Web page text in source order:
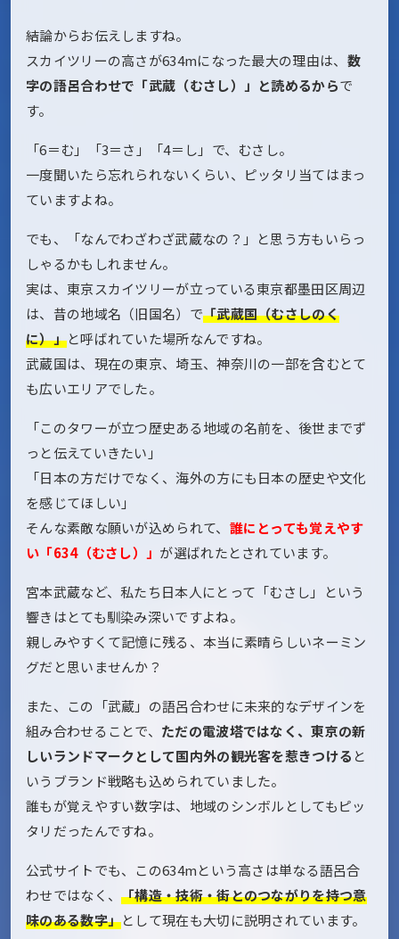
結論からお伝えしますね。
スカイツリーの高さが634mになった最大の理由は、 数
字の語呂合わせで「武蔵（むさし）」と読めるからで
す。
「6＝む」「3＝さ」「4＝し」で、むさし。
一度聞いたら忘れられないくらい、ピッタリ当てはまっ
ていますよね。
でも、「なんでわざわざ武蔵なの？」と思う方もいらっ
しゃるかもしれません。
実は、東京スカイツリーが立っている東京都墨田区周辺
は、昔の地域名（旧国名）で「武蔵国（むさしのく
に）」と呼ばれていた場所なんですね。
武蔵国は、現在の東京、埼玉、神奈川の一部を含むとて
も広いエリアでした。
「このタワーが立つ歴史ある地域の名前を、後世までず
っと伝えていきたい」
「日本の方だけでなく、海外の方にも日本の歴史や文化
を感じてほしい」
そんな素敵な願いが込められて、 誰にとっても覚えやす
い「634（むさし）」 が選ばれたとされています。
宮本武蔵など、私たち日本人にとって「むさし」という
響きはとても馴染み深いですよね。
親しみやすくて記憶に残る、本当に素晴らしいネーミン
グだと思いませんか？
また、この「武蔵」の語呂合わせに未来的なデザインを
組み合わせることで、 ただの電波塔ではなく、東京の新
しいランドマークとして国内外の観光客を惹きつける と
いうブランド戦略も込められていました。
誰もが覚えやすい数字は、地域のシンボルとしてもピッ
タリだったんですね。
公式サイトでも、この634mという高さは単なる語呂合
わせではなく、「構造・技術・街とのつながりを持つ意
味のある数字」として現在も大切に説明されています。